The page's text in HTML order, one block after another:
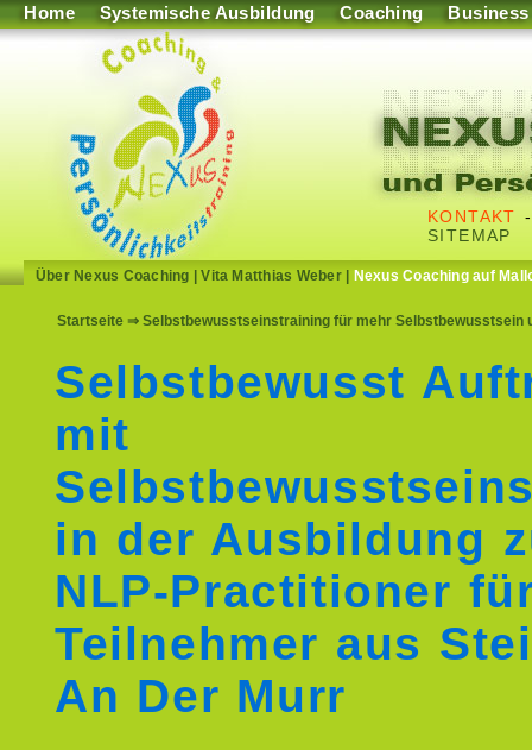
Home Systemische Ausbildung Coaching Business
KONTAKT
SITEMAP
Über Nexus Coaching |Vita Matthias Weber| Nexus Coaching auf
Startseite ⇒ Selbstbewusstseinstraining für mehr Selbstbewusstsein
Selbstbewusst
mit
in der Ausbildung
NLP-Practitioner
Teilnehmer aus
An Der Murr